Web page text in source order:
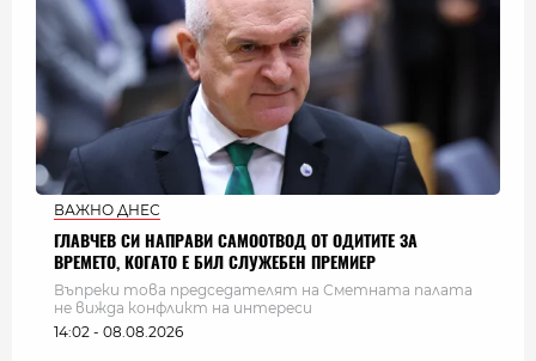
ВАЖНО ДНЕС
ГЛАВЧЕВ СИ НАПРАВИ САМООТВОД ОТ ОДИТИТЕ ЗА
ВРЕМЕТО, КОГАТО Е БИЛ СЛУЖЕБЕН ПРЕМИЕР
Въпреки това председателят на Сметната палата
не вижда конфликт на интереси
14:02 - 08.08.2026